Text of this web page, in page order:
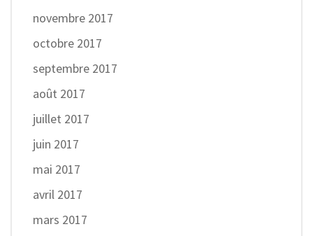
novembre 2017
octobre 2017
septembre 2017
août 2017
juillet 2017
juin 2017
mai 2017
avril 2017
mars 2017